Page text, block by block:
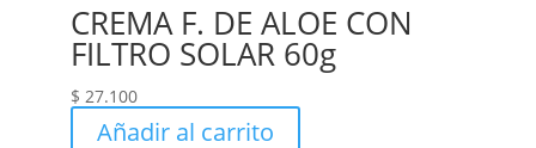
CREMA F. DE ALOE CON
FILTRO SOLAR 60g
$ 27.100
Añadir al carrito